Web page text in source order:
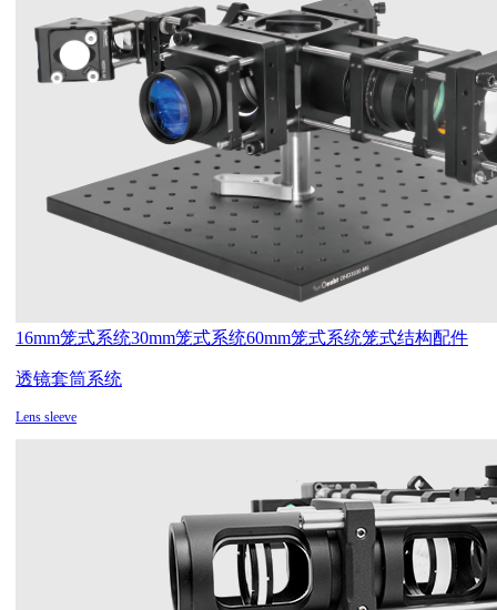
16mm笼式系统30mm笼式系统60mm笼式系统笼式结构配件
透镜套筒系统
Lens sleeve